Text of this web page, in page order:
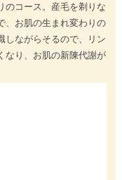
のコース。産毛を剃りな
、お肌の生まれ変わりの
しながらそるので、リン
なり、お肌の新陳代謝が